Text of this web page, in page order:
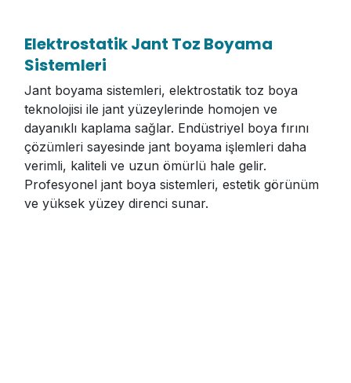
Elektrostatik Jant Toz Boyama
Sistemleri
Jant boyama sistemleri, elektrostatik toz boya
teknolojisi ile jant yüzeylerinde homojen ve
dayanıklı kaplama sağlar. Endüstriyel boya fırını
çözümleri sayesinde jant boyama işlemleri daha
verimli, kaliteli ve uzun ömürlü hale gelir.
Profesyonel jant boya sistemleri, estetik görünüm
ve yüksek yüzey direnci sunar.